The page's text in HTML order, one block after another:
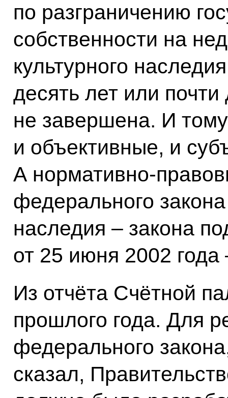
по разграничению
собственности на
культурного
десять лет или
не завершена. И
и объективные, и
А нормативно-
федерального
наследия – закона
от 25 июня 2002 года
Из отчёта Счётной
прошлого года. Для
федерального
сказал,